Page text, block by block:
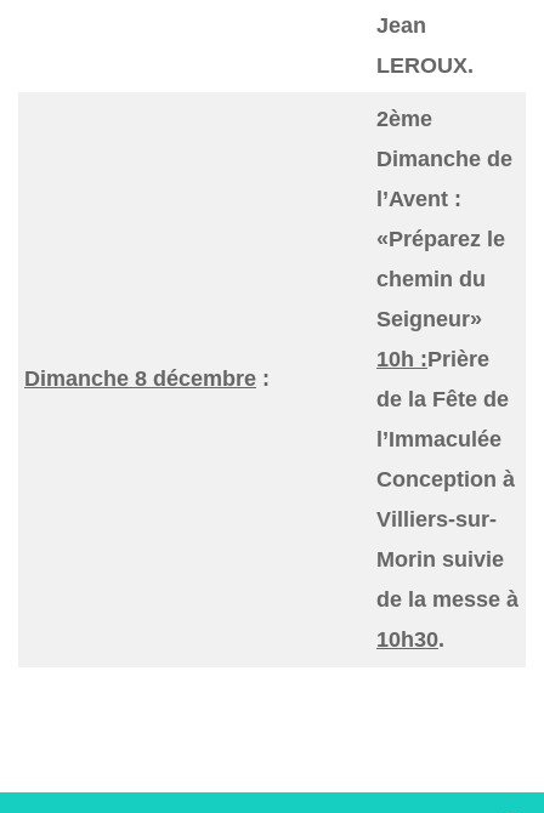
Jean
LEROUX.
Dimanche 8 décembre :
2ème
Dimanche de
l’Avent :
«Préparez le
chemin du
Seigneur»
10h :Prière
de la Fête de
l’Immaculée
Conception à
Villiers-sur-
Morin suivie
de la messe à
10h30.